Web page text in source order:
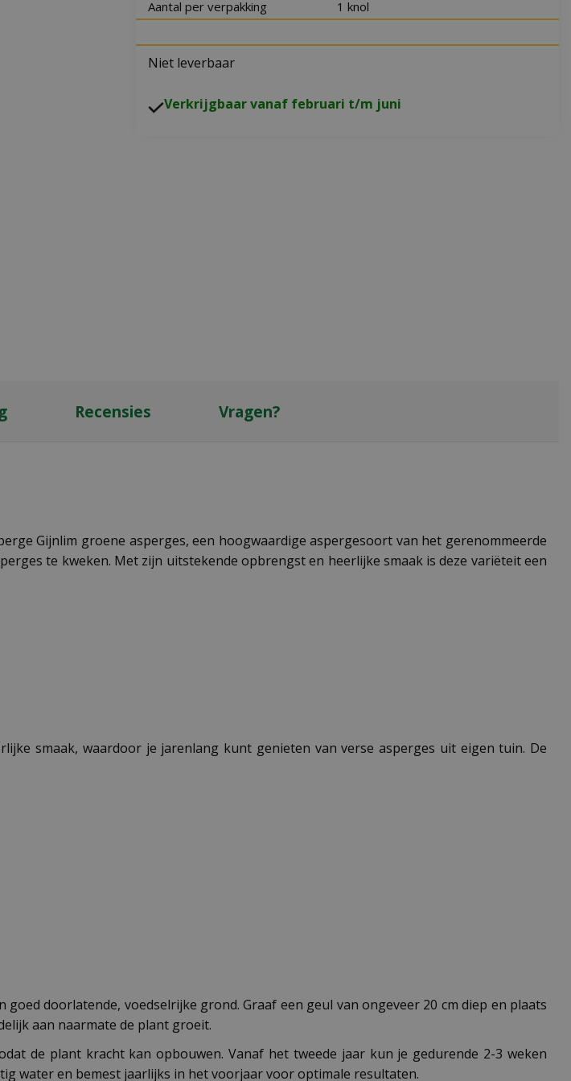
Aantal per verpakking 1 knol
Niet leverbaar
Verkrijgbaar vanaf februari t/m juni
Recensies Vragen?
Gijnlim groene asperges, een hoogwaardige aspergesoort van het gerenommeerde
te kweken. Met zijn uitstekende opbrengst en heerlijke smaak is deze variëteit een
smaak, waardoor je jarenlang kunt genieten van verse asperges uit eigen tuin. De
doorlatende, voedselrijke grond. Graaf een geul van ongeveer 20 cm diep en plaats
aan naarmate de plant groeit.
de plant kracht kan opbouwen. Vanaf het tweede jaar kun je gedurende 2-3 weken
water en bemest jaarlijks in het voorjaar voor optimale resultaten.